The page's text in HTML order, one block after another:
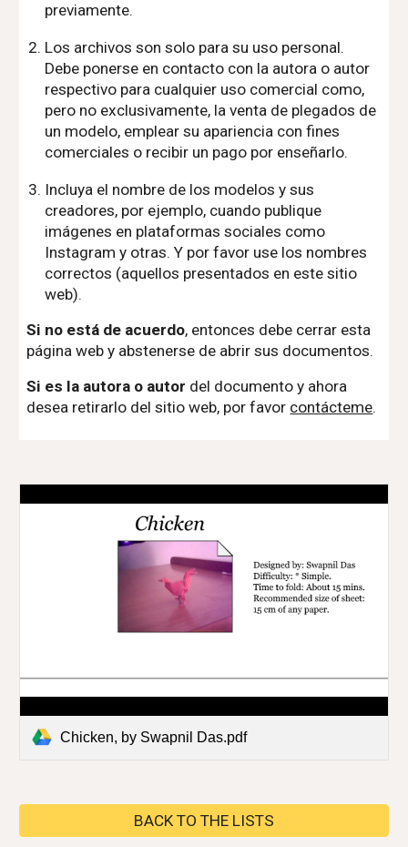
previamente.
Los archivos son solo para su uso personal.
Debe ponerse en contacto con la autora o autor
respectivo para cualquier uso comercial como,
pero no exclusivamente, la venta de plegados de
un modelo, emplear su apariencia con fines
comerciales o recibir un pago por enseñarlo.
Incluya el nombre de los modelos y sus
creadores, por ejemplo, cuando publique
imágenes en plataformas sociales como
Instagram y otras. Y por favor use los nombres
correctos (aquellos presentados en este sitio
web).
Si no está de acuerdo, entonces debe cerrar esta
página web y abstenerse de abrir sus documentos.
Si es la autora o autor del documento y ahora
desea retirarlo del sitio web, por favor contácteme.
Chicken, by Swapnil Das.pdf
BACK TO THE LISTS